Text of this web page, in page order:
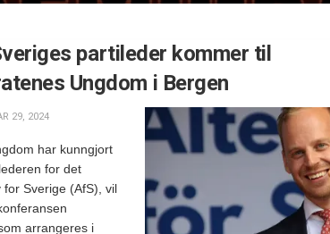
partileder kommer til
Ungdom i Bergen
29, 2024
har kunngjort
for det
Sverige (AfS), vil
arrangeres i